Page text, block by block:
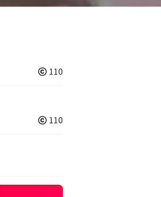
110
110